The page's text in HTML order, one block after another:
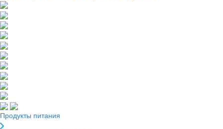
Продукты питания